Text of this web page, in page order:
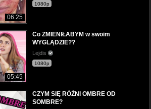
06:25
1080p
05:45
Co ZMIENIŁABYM w swoim
WYGLĄDZIE??
Lejdis
1080p
CZYM SIĘ RÓŻNI OMBRE OD
SOMBRE?